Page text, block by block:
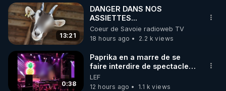
13:21
DANGER DANS NOS
ASSIETTES...
Coeur de Savoie radioweb TV
18 hours ago
2.2 k views
0:38
Paprika en a marre de se
faire interdire de spectacle.
Elle décide donc de devenir
DJ !
LEF
12 hours ago
1.1 k views